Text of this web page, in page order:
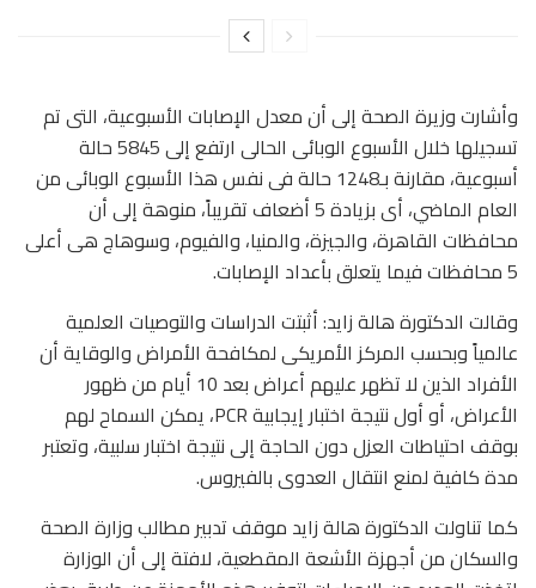
وأشارت وزيرة الصحة إلى أن معدل الإصابات الأسبوعية، التى تم
تسجيلها خلال الأسبوع الوبائى الحالى ارتفع إلى 5845 حالة
أسبوعية، مقارنة بـ1248 حالة فى نفس هذا الأسبوع الوبائى من
العام الماضي، أى بزيادة 5 أضعاف تقريباً، منوهة إلى أن
محافظات القاهرة، والجيزة، والمنيا، والفيوم، وسوهاج هى أعلى
5 محافظات فيما يتعلق بأعداد الإصابات.
وقالت الدكتورة هالة زايد: أثبتت الدراسات والتوصيات العلمية
عالمياً وبحسب المركز الأمريكى لمكافحة الأمراض والوقاية أن
الأفراد الذين لا تظهر عليهم أعراض بعد 10 أيام من ظهور
الأعراض، أو أول نتيجة اختبار إيجابية PCR، يمكن السماح لهم
بوقف احتياطات العزل دون الحاجة إلى نتيجة اختبار سلبية، وتعتبر
مدة كافية لمنع انتقال العدوى بالفيروس.
كما تناولت الدكتورة هالة زايد موقف تدبير مطالب وزارة الصحة
والسكان من أجهزة الأشعة المقطعية، لافتة إلى أن الوزارة